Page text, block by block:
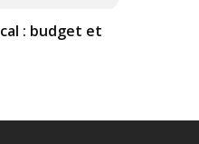
: budget et